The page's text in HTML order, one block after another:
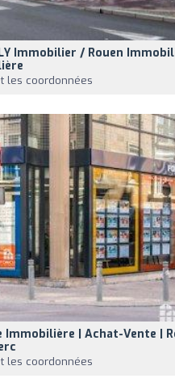
Immobilier / Rouen
les coordonnées
Immobilière | Achat-Vente |
les coordonnées